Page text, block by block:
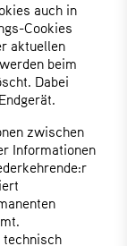
auch in
Cookies
aktuellen
beim
Dabei
zwischen
Informationen
technisch